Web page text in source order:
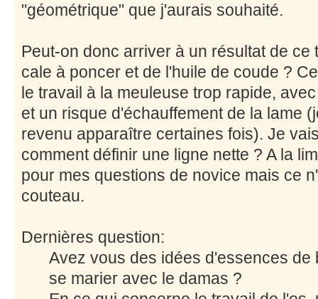
"géométrique" que j'aurais souhaité.
Peut-on donc arriver à un résultat de
cale à poncer et de l'huile de coude ?
le travail à la meuleuse trop rapide,
et un risque d'échauffement de la lame
revenu apparaître certaines fois). Je
comment définir une ligne nette ? A la
pour mes questions de novice mais ce
couteau.
Dernières question:
Avez vous des idées d'essences
se marier avec le damas ?